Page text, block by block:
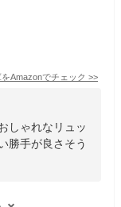
Amazonでチェック >>
しゃれなリュッ
勝手が良さそう